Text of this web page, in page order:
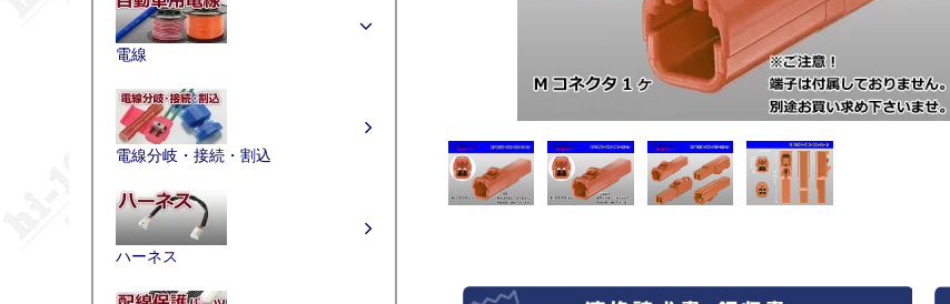
電線
電線分岐・接続・割込
ハーネス